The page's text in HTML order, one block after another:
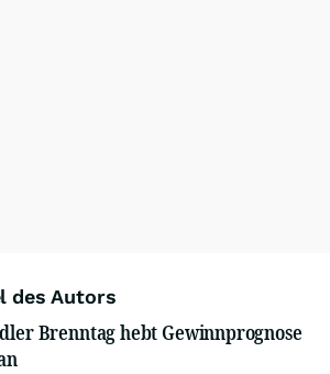
des Autors
Brenntag hebt Gewinnprognose